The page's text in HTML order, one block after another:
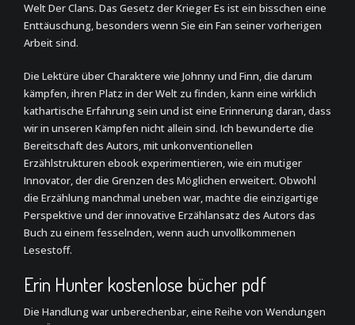
Welt Der Clans. Das Gesetz der Krieger Es ist ein bisschen eine
Enttäuschung, besonders wenn Sie ein Fan seiner vorherigen
Arbeit sind.
Die Lektüre über Charaktere wie Johnny und Finn, die darum
kämpfen, ihren Platz in der Welt zu finden, kann eine wirklich
kathartische Erfahrung sein und ist eine Erinnerung daran, dass
wir in unseren Kämpfen nicht allein sind. Ich bewunderte die
Bereitschaft des Autors, mit unkonventionellen
Erzählstrukturen ebook experimentieren, wie ein mutiger
Innovator, der die Grenzen des Möglichen erweitert. Obwohl
die Erzählung manchmal uneben war, machte die einzigartige
Perspektive und der innovative Erzählansatz des Autors das
Buch zu einem fesselnden, wenn auch unvollkommenen
Lesestoff.
Erin Hunter kostenlose bücher pdf
Die Handlung war unberechenbar, eine Reihe von Wendungen